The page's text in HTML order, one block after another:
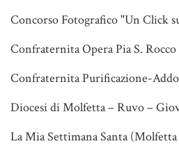
Concorso Fotografico "Un Click
Confraternita Opera Pia S.
Confraternita Purificazione-
Diocesi di Molfetta – Ruvo –
La Mia Settimana Santa